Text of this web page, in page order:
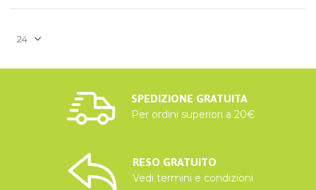
SPEDIZIONE GRATUITA
Per ordini superiori a 20€
RESO GRATUITO
Vedi termini e condizioni